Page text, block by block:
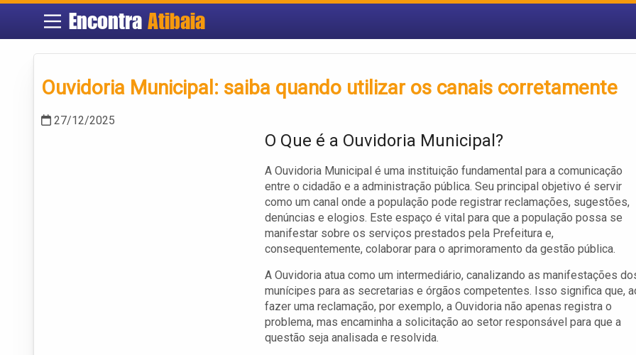
EncontraAtibaia
Ouvidoria Municipal: saiba quando utilizar os canais corretamente
27/12/2025
O Que é a Ouvidoria Municipal?
A Ouvidoria Municipal é uma instituição fundamental para a comunicação
entre o cidadão e a administração pública. Seu principal objetivo é servir
como um canal onde a população pode registrar reclamações, sugestões,
denúncias e elogios. Este espaço é vital para que a população possa se
manifestar sobre os serviços prestados pela Prefeitura e,
consequentemente, colaborar para o aprimoramento da gestão pública.
A Ouvidoria atua como um intermediário, canalizando as manifestações
munícipes para as secretarias e órgãos competentes. Isso significa que,
fazer uma reclamação, por exemplo, a Ouvidoria não apenas registra o
problema, mas encaminha a solicitação ao setor responsável para que a
questão seja analisada e resolvida.